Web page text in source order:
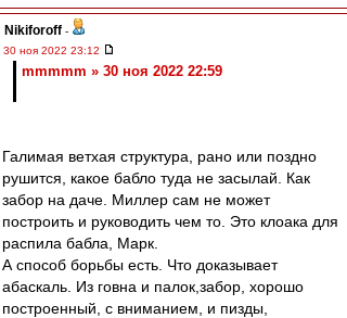
Nikiforoff -
30 ноя 2022 23:12
mmmmm » 30 ноя 2022 22:59
Галимая ветхая структура, рано или поздно
рушится, какое бабло туда не засылай. Как
забор на даче. Миллер сам не может
построить и руководить чем то. Это клоака для
распила бабла, Марк.
А способ борьбы есть. Что доказывает
абаскаль. Из говна и палок,забор, хорошо
построенный, с вниманием, и пизды,